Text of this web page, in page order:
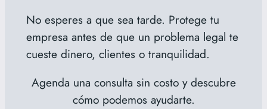
No esperes a que sea tarde. Protege tu
empresa antes de que un problema legal te
cueste dinero, clientes o tranquilidad.
Agenda una consulta sin costo y descubre
cómo podemos ayudarte.